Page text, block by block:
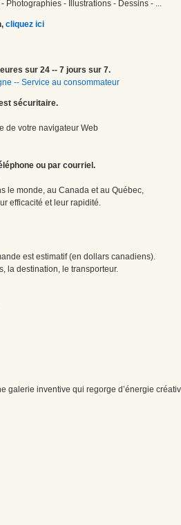
Photographies - Illustrations - Dessins - ...
cliquez ici
sur 24 -- 7 jours sur 7.
-- Service au consommateur
sécuritaire.
de votre navigateur Web
ou par courriel.
le monde, au Canada et au Québec,
efficacité et leur rapidité.
est estimatif (en dollars canadiens).
la destination, le transporteur.
galerie inventive qui regorge d’énergie